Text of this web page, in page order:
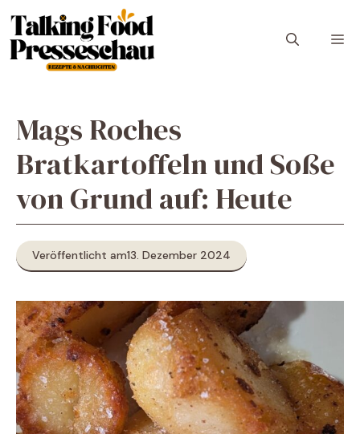
Inhalt
springen
Mags Roches
Bratkartoffeln und Soße
von Grund auf: Heute
Veröffentlicht am13. Dezember 2024